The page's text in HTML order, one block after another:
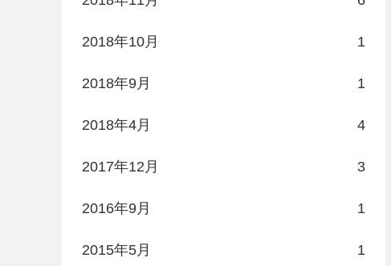
2018年10月 1
2018年9月 1
2018年4月 4
2017年12月 3
2016年9月 1
2015年5月 1